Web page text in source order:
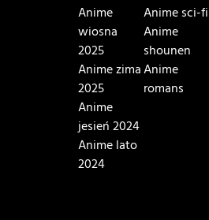
Anime
wiosna
2025
Anime zima
2025
Anime
jesień 2024
Anime lato
2024
Anime sci-fi
Anime
shounen
Anime
romans